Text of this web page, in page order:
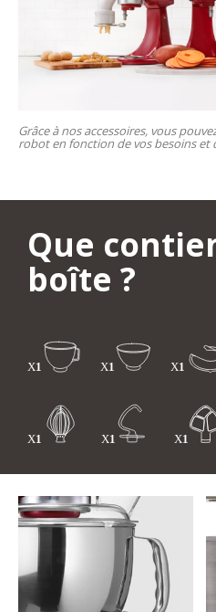
Grâce à nos accessoires, vous
robot en fonction de vos besoins et
Que
boîte ?